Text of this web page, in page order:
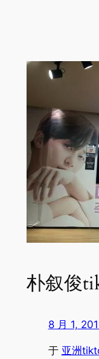
朴叙俊
8 月 1,
于 亚洲